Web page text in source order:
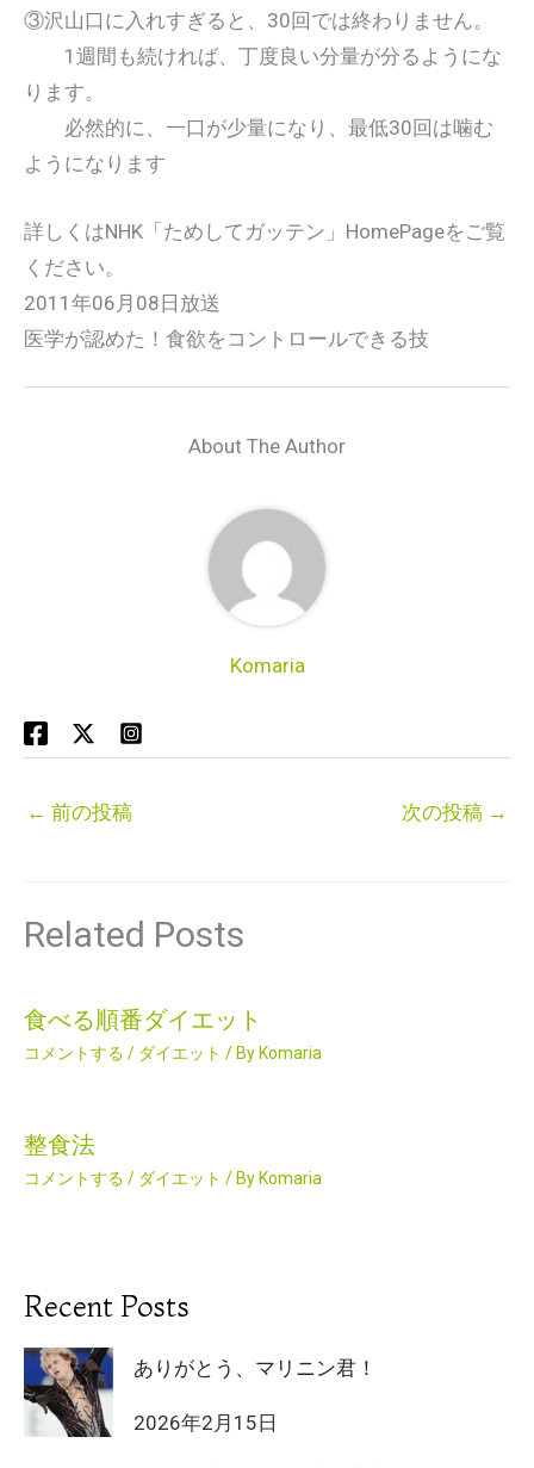
③沢山口に入れすぎると、30回では終わりません。
1週間も続ければ、丁度良い分量が分るようにな
ります。
必然的に、一口が少量になり、最低30回は噛む
ようになります
詳しくはNHK「ためしてガッテン」HomePageをご覧
ください。
2011年06月08日放送
医学が認めた！食欲をコントロールできる技
About The Author
Komaria
← 前の投稿 次の投稿 →
Related Posts
食べる順番ダイエット
コメントする / ダイエット / By Komaria
整食法
コメントする / ダイエット / By Komaria
Recent Posts
ありがとう、マリニン君！
2026年2月15日